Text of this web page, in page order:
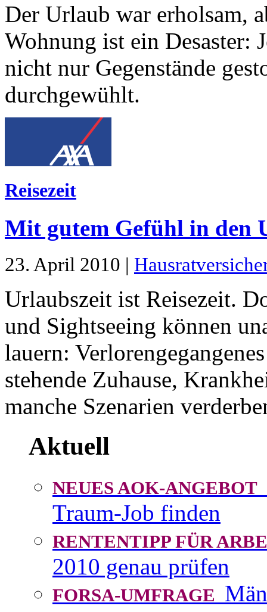
Der Urlaub war erholsam,
Wohnung ist ein Desaster:
nicht nur Gegenstände
durchgewühlt.
Reisezeit
Mit gutem Gefühl in den
23. April 2010 |
Urlaubszeit ist Reisezeit.
und Sightseeing können
lauern:
stehende Zuhause,
manche Szenarien
Aktuell
NEUES AOK-ANGEBOT
Traum-Job finden
RENTENTIPP FÜR
2010 genau prüfen
FORSA-UMFRAGE